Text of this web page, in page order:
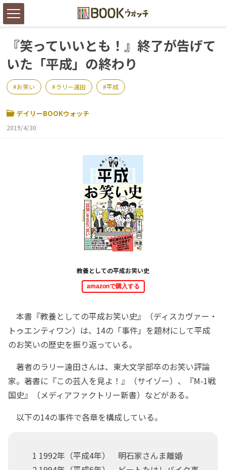
『笑っていいとも！』終了が告げて
いた「平成」の終わり
お笑い ラリー遠田 平成
デイリーBOOKウォッチ
2019/4/30
教養としての平成お笑い史
amazonで購入する
本書『教養としての平成お笑い史』（ディスカヴァー・
トゥエンティワン）は、14の「事件」を題材にして平成
のお笑いの歴史を振り返っている。
著者のラリー遠田さんは、東大文学部卒のお笑い評論
家。著書に『この芸人を見よ！』（サイゾー）、『M-1戦
国史』（メディアファクトリー新書）などがある。
以下の14の事件で各章を構成している。
1 1992年（平成4年） 明石家さんま離婚